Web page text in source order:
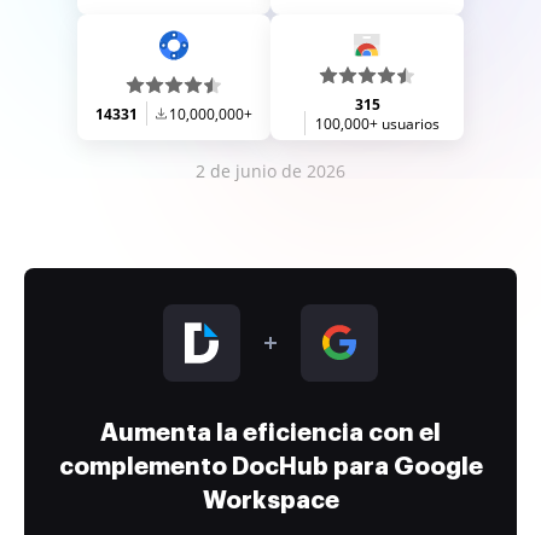
14331 10,000,000+
315
100,000+ usuarios
2 de junio de 2026
Aumenta la eficiencia con el
complemento DocHub para Google
Workspace